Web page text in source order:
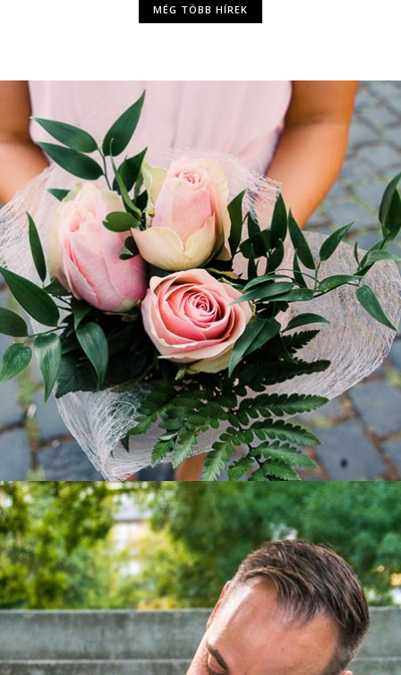
MÉG TÖBB HÍREK